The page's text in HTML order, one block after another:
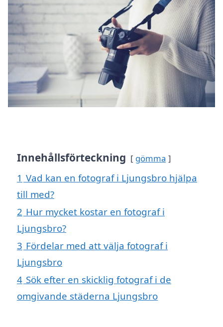
Innehållsförteckning gömma
1 Vad kan en fotograf i Ljungsbro hjälpa
till med?
2 Hur mycket kostar en fotograf i
Ljungsbro?
3 Fördelar med att välja fotograf i
Ljungsbro
4 Sök efter en skicklig fotograf i de
omgivande städerna Ljungsbro